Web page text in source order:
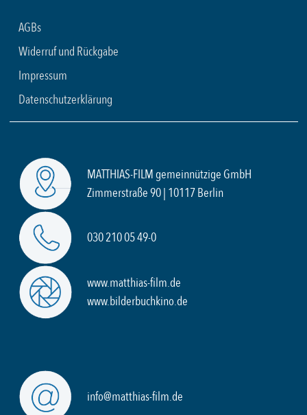
AGBs
Widerruf und Rückgabe
Impressum
Datenschutzerklärung
MATTHIAS-FILM gemeinnützige GmbH
Zimmerstraße 90 | 10117 Berlin
030 210 05 49-0
www.matthias-film.de
www.bilderbuchkino.de
info@matthias-film.de